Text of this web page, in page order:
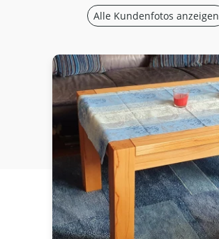
Alle Kundenfotos anzeigen